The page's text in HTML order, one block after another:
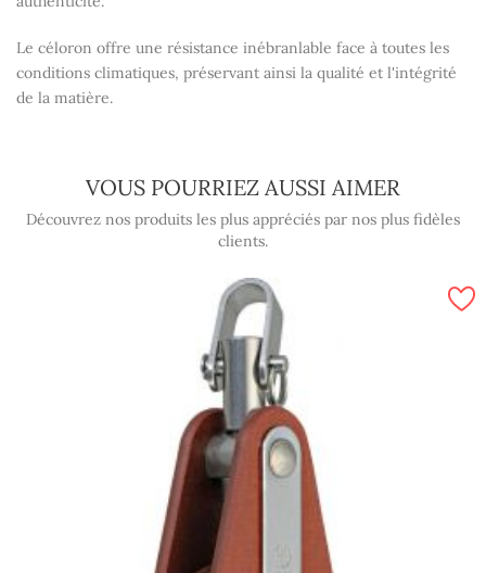
Le céloron offre une résistance inébranlable face à toutes les
conditions climatiques, préservant ainsi la qualité et l'intégrité
de la matière.
VOUS POURRIEZ AUSSI AIMER
Découvrez nos produits les plus appréciés par nos plus fidèles
clients.